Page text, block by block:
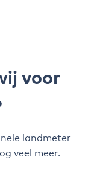
voor
landmeter
veel meer.